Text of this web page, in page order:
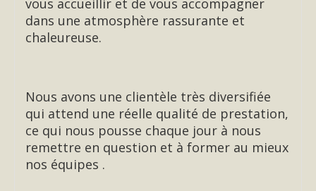
vous accueillir et de vous accompagner
dans une atmosphère rassurante et
chaleureuse.
Nous avons une clientèle très diversifiée
qui attend une réelle qualité de prestation,
ce qui nous pousse chaque jour à nous
remettre en question et à former au mieux
nos équipes .